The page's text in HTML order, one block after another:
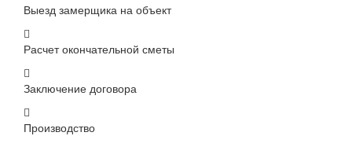
Выезд замерщика на объект
Расчет окончательной сметы
Заключение договора
Производство